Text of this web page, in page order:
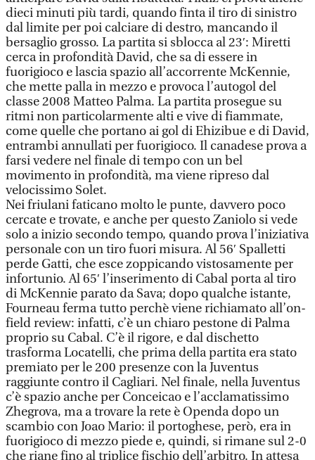
dieci minuti più tardi, quando finta il tiro di sinistro
dal limite per poi calciare di destro, mancando il
bersaglio grosso. La partita si sblocca al 23′: Miretti
cerca in profondità David, che sa di essere in
fuorigioco e lascia spazio all’accorrente McKennie,
che mette palla in mezzo e provoca l’autogol del
classe 2008 Matteo Palma. La partita prosegue su
ritmi non particolarmente alti e vive di fiammate,
come quelle che portano ai gol di Ehizibue e di David,
entrambi annullati per fuorigioco. Il canadese prova a
farsi vedere nel finale di tempo con un bel
movimento in profondità, ma viene ripreso dal
velocissimo Solet.
Nei friulani faticano molto le punte, davvero poco
cercate e trovate, e anche per questo Zaniolo si vede
solo a inizio secondo tempo, quando prova l’iniziativa
personale con un tiro fuori misura. Al 56′ Spalletti
perde Gatti, che esce zoppicando vistosamente per
infortunio. Al 65′ l’inserimento di Cabal porta al tiro
di McKennie parato da Sava; dopo qualche istante,
Fourneau ferma tutto perchè viene richiamato all’on-
field review: infatti, c’è un chiaro pestone di Palma
proprio su Cabal. C’è il rigore, e dal dischetto
trasforma Locatelli, che prima della partita era stato
premiato per le 200 presenze con la Juventus
raggiunte contro il Cagliari. Nel finale, nella Juventus
c’è spazio anche per Conceicao e l’acclamatissimo
Zhegrova, ma a trovare la rete è Openda dopo un
scambio con Joao Mario: il portoghese, però, era in
fuorigioco di mezzo piede e, quindi, si rimane sul 2-0
che riane fino al triplice fischio dell’arbitro. In attesa